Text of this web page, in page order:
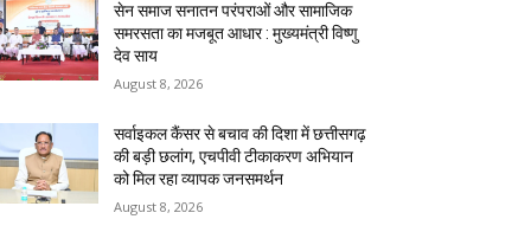
सेन समाज सनातन परंपराओं और सामाजिक
समरसता का मजबूत आधार : मुख्यमंत्री विष्णु
देव साय
August 8, 2026
सर्वाइकल कैंसर से बचाव की दिशा में छत्तीसगढ़
की बड़ी छलांग, एचपीवी टीकाकरण अभियान
को मिल रहा व्यापक जनसमर्थन
August 8, 2026